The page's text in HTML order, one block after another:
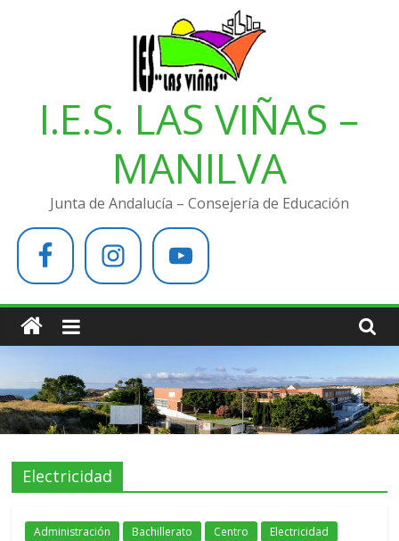
I.E.S. LAS VIÑAS –
MANILVA
Junta de Andalucía – Consejería de Educación
Electricidad
Administración Bachillerato Centro Electricidad